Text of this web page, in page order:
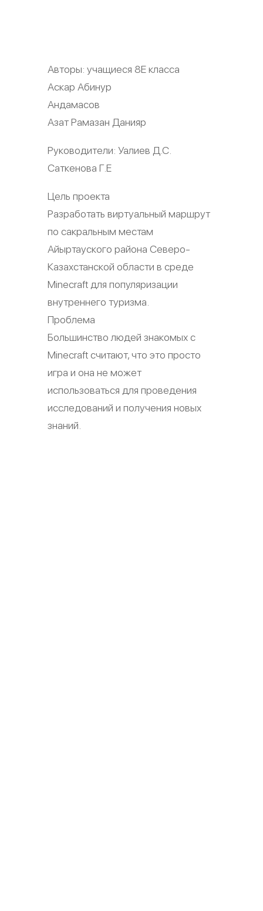
Авторы: учащиеся 8Е класса
Аскар Абинур
Андамасов
Азат Рамазан Данияр
Руководители: Уалиев Д.С.
Саткенова Г.Е
Цель проекта
Разработать виртуальный маршрут
по сакральным местам
Айыртауского района Северо-
Казахстанской области в среде
Minecraft для популяризации
внутреннего туризма.
Проблема
Большинство людей знакомых с
Minecraft считают, что это просто
игра и она не может
использоваться для проведения
исследований и получения новых
знаний.